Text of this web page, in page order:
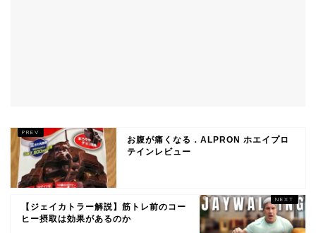
お腹が痛くなる．ALPRON ホエイプロ
テインレビュー
【ジェイカトラー解説】筋トレ前のコー
ヒー摂取は効果があるのか